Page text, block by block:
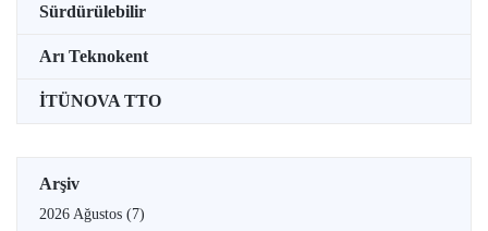
Sürdürülebilir
Arı Teknokent
İTÜNOVA TTO
Arşiv
2026 Ağustos (7)